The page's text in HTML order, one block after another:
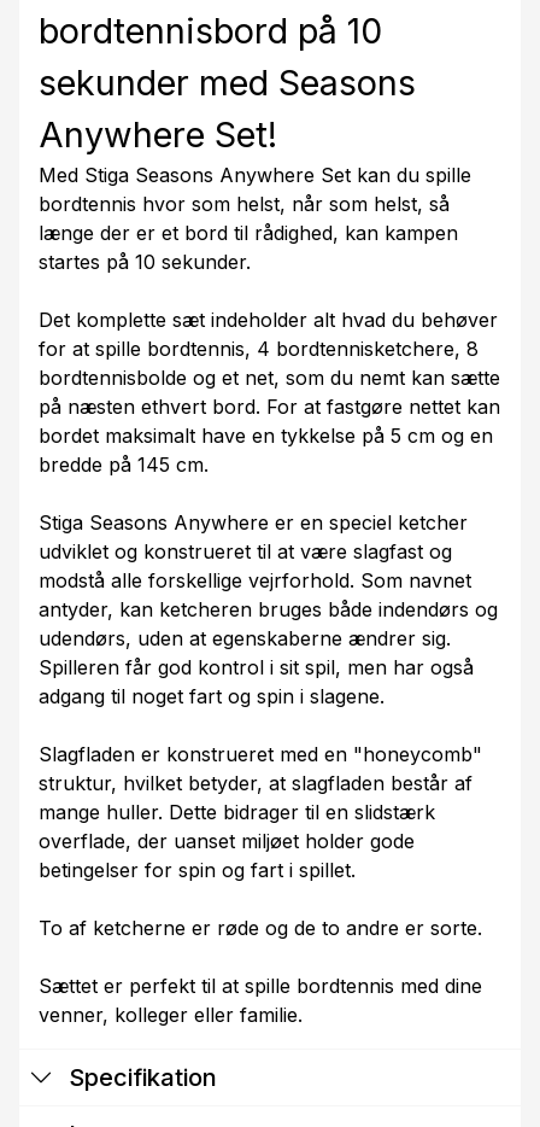
bordtennisbord på 10
sekunder med Seasons
Anywhere Set!
Med Stiga Seasons Anywhere Set kan du spille
bordtennis hvor som helst, når som helst, så
længe der er et bord til rådighed, kan kampen
startes på 10 sekunder.
Det komplette sæt indeholder alt hvad du behøver
for at spille bordtennis, 4 bordtennisketchere, 8
bordtennisbolde og et net, som du nemt kan sætte
på næsten ethvert bord. For at fastgøre nettet kan
bordet maksimalt have en tykkelse på 5 cm og en
bredde på 145 cm.
Stiga Seasons Anywhere er en speciel ketcher
udviklet og konstrueret til at være slagfast og
modstå alle forskellige vejrforhold. Som navnet
antyder, kan ketcheren bruges både indendørs og
udendørs, uden at egenskaberne ændrer sig.
Spilleren får god kontrol i sit spil, men har også
adgang til noget fart og spin i slagene.
Slagfladen er konstrueret med en "honeycomb"
struktur, hvilket betyder, at slagfladen består af
mange huller. Dette bidrager til en slidstærk
overflade, der uanset miljøet holder gode
betingelser for spin og fart i spillet.
To af ketcherne er røde og de to andre er sorte.
Sættet er perfekt til at spille bordtennis med dine
venner, kolleger eller familie.
Specifikation